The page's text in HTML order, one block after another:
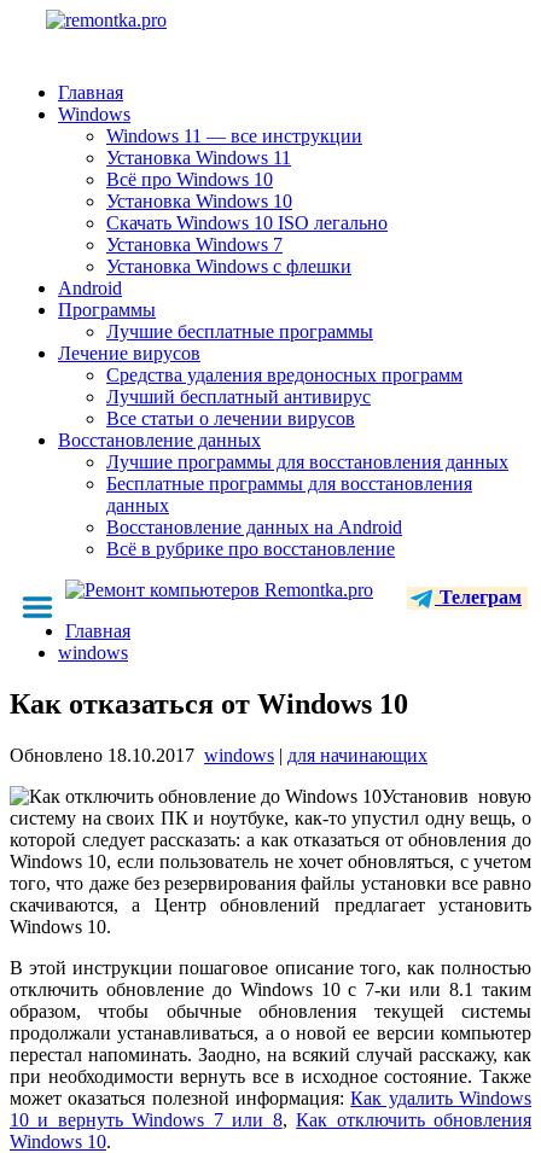
Главная
Windows
Windows 11 — все инструкции
Установка Windows 11
Всё про Windows 10
Установка Windows 10
Скачать Windows 10 ISO легально
Установка Windows 7
Установка Windows с флешки
Android
Программы
Лучшие бесплатные программы
Лечение вирусов
Средства удаления вредоносных программ
Лучший бесплатный антивирус
Все статьи о лечении вирусов
Восстановление данных
Лучшие программы для восстановления данных
Бесплатные программы для восстановления
данных
Восстановление данных на Android
Всё в рубрике про восстановление
Телеграм
Главная
windows
Как отказаться от Windows 10
Обновлено 18.10.2017 windows | для начинающих
Установив новую
систему на своих ПК и ноутбуке, как-то упустил одну вещь, о
которой следует рассказать: а как отказаться от обновления до
Windows 10, если пользователь не хочет обновляться, с учетом
того, что даже без резервирования файлы установки все равно
скачиваются, а Центр обновлений предлагает установить
Windows 10.
В этой инструкции пошаговое описание того, как полностью
отключить обновление до Windows 10 с 7-ки или 8.1 таким
образом, чтобы обычные обновления текущей системы
продолжали устанавливаться, а о новой ее версии компьютер
перестал напоминать. Заодно, на всякий случай расскажу, как
при необходимости вернуть все в исходное состояние. Также
может оказаться полезной информация:Как удалить Windows
10 и вернуть Windows 7 или 8,Как отключить обновления
Windows 10.